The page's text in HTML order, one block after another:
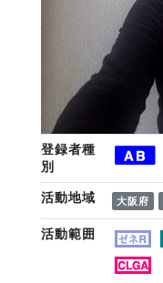
登録者種
別
活動地域 大阪府
活動範囲